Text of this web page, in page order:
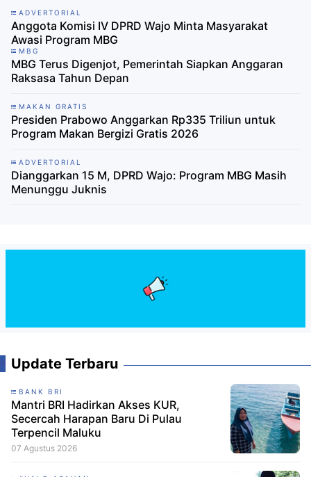
ADVERTORIAL
Anggota Komisi IV DPRD Wajo Minta Masyarakat
Awasi Program MBG
MBG
MBG Terus Digenjot, Pemerintah Siapkan Anggaran
Raksasa Tahun Depan
MAKAN GRATIS
Presiden Prabowo Anggarkan Rp335 Triliun untuk
Program Makan Bergizi Gratis 2026
ADVERTORIAL
Dianggarkan 15 M, DPRD Wajo: Program MBG Masih
Menunggu Juknis
Update Terbaru
BANK BRI
Mantri BRI Hadirkan Akses KUR,
Secercah Harapan Baru Di Pulau
Terpencil Maluku
07 Agustus 2026